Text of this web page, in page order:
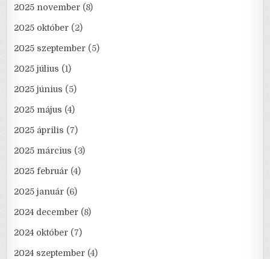
2025 november (8)
2025 október (2)
2025 szeptember (5)
2025 július (1)
2025 június (5)
2025 május (4)
2025 április (7)
2025 március (3)
2025 február (4)
2025 január (6)
2024 december (8)
2024 október (7)
2024 szeptember (4)